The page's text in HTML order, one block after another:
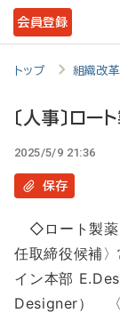
メ
イ
テ
動
会員登録
トップ 組織改革
〔人事〕ロー
2025/5/9 21:36
保存
◇ロート製薬
任取締役候補
イン本部
Designer）